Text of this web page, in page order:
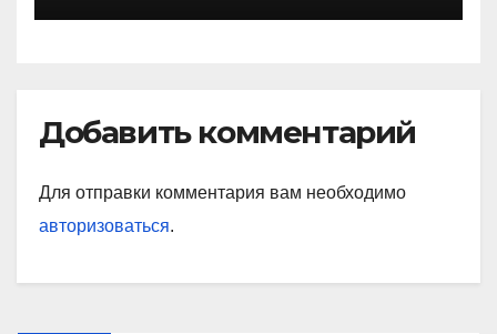
Добавить комментарий
Для отправки комментария вам необходимо
авторизоваться.